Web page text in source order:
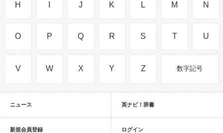
H J K L M N
O P Q R S T U
V W X Y Z 数字記号
ニュース 英ナビ！辞書
新規会員登録 ログイン